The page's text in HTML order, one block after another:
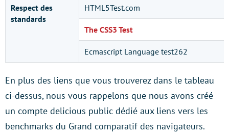
Respect des
standards
HTML5Test.com
The CSS3 Test
Ecmascript Language test262
En plus des liens que vous trouverez dans le tableau
ci-dessus, nous vous rappelons que nous avons créé
un compte delicious public dédié aux liens vers les
benchmarks du Grand comparatif des navigateurs.